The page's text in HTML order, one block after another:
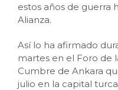
estos años de guerra
Alianza.
Así lo ha afirmado
martes en el Foro de
Cumbre de Ankara
julio en la capital